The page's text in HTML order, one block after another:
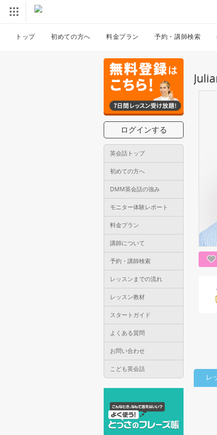
トップ 初めての方へ 料金プラン 予約・講師検索
ログインする
英会話トップ
初めての方へ
DMM英会話の強み
モニター体験レポート
料金プラン
講師について
予約・講師検索
レッスンまでの流れ
レッスン教材
スタートガイド
よくある質問
お問い合わせ
こども英会話
レ